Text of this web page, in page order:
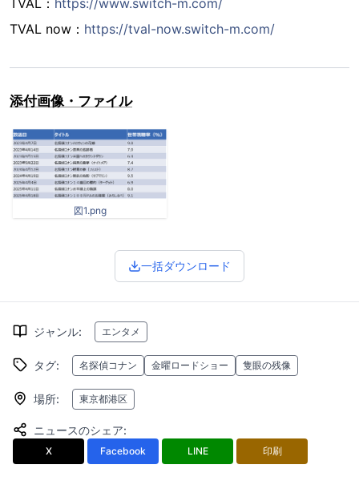
TVAL now： https://tval-now.switch-m.com/
添付画像・ファイル
図1.png
一括ダウンロード
ジャンル: エンタメ
タグ: 名探偵コナン 金曜ロードショー 隻眼の残像
場所: 東京都港区
ニュースのシェア:
X Facebook LINE 印刷